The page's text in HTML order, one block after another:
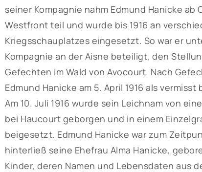
seiner Kompagnie nahm Edmund Hanicke
Westfront teil und wurde bis 1916 an
Kriegsschauplatzes eingesetzt. So war er
Kompagnie an der Aisne beteiligt, den
Gefechten im Wald von Avocourt. Nach
Edmund Hanicke am 5. April 1916 als
Am 10. Juli 1916 wurde sein Leichnam von
bei Haucourt geborgen und in einem
beigesetzt. Edmund Hanicke war zum
hinterließ seine Ehefrau Alma Hanicke,
Kinder, deren Namen und Lebensdaten aus